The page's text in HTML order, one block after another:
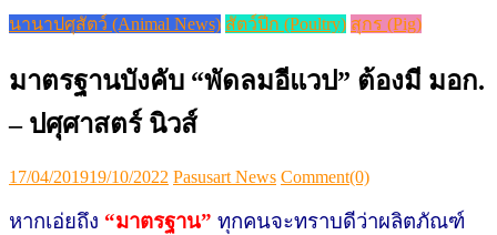
นานาปศุสัตว์ (Animal News) สัตว์ปีก (Poultry) สุกร (Pig)
มาตรฐานบังคับ “พัดลมอีแวป” ต้องมี มอก.
– ปศุศาสตร์ นิวส์
Posted
17/04/201919/10/2022 Author
Pasusart News Comment(0)
หากเอ่ยถึง “มาตรฐาน” ทุกคนจะทราบดีว่าผลิตภัณฑ์